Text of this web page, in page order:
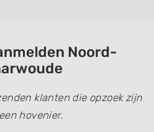
Noord-
klanten die opzoek zijn
hovenier.